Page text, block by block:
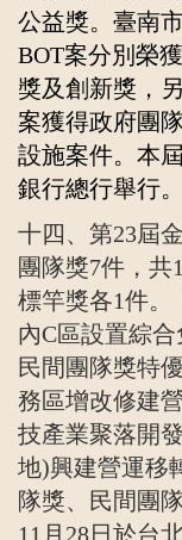
公益獎。臺南
BOT案分別榮
獎及創新獎，
案獲得政府團
設施案件。本
銀行總行舉行。
十四、第23屆
團隊獎7件，
標竿獎各1件。
內C區設置綜
民間團隊獎特
務區增改修建
技產業聚落開
地)興建營運移
隊獎、民間團
11月28日於台